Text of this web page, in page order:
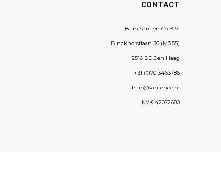
CONTACT
Buro Sant en Co B.V.
Binckhorstlaan 36 (M3.55)
2516 BE Den Haag
+31 (0)70 3463786
buro@santenco.nl
KVK 42072680